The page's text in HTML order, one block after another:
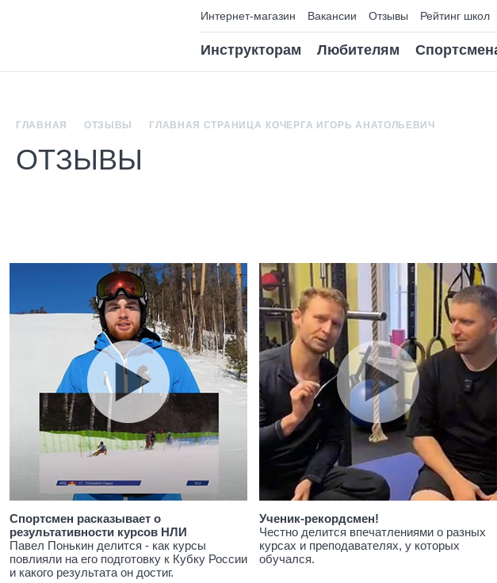
Интернет-магазин Вакансии Отзывы Рейтинг школ
Инструкторам Любителям
ГЛАВНАЯ ОТЗЫВЫ ГЛАВНАЯ СТРАНИЦА КОЧЕРГА ИГОРЬ АНАТОЛЬЕВИЧ
ОТЗЫВЫ
Спортсмен расказывает о
результативности курсов НЛИ
Павел Понькин делится - как курсы
повлияли на его подготовку к Кубку России
и какого результата он достиг.
Ученик-рекордсмен!
Честно делится впечатлениями о разных
курсах и преподавателях, у которых
обучался.